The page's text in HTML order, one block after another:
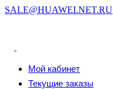
SALE@HUAWEI.NET.RU
Мой кабинет
Текущие заказы